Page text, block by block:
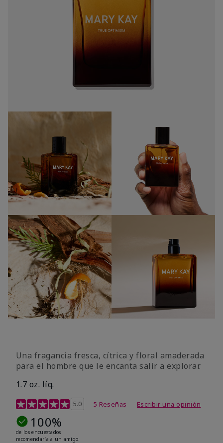
Una fragancia fresca, cítrica y floral amaderada
para el hombre que le encanta salir a explorar.
1.7 oz. líq.
Calificación de clientes de 3,4 de 5
5.0 5 Reseñas Escribir una opinión
100%
de los encuestados
recomendaría a un amigo.